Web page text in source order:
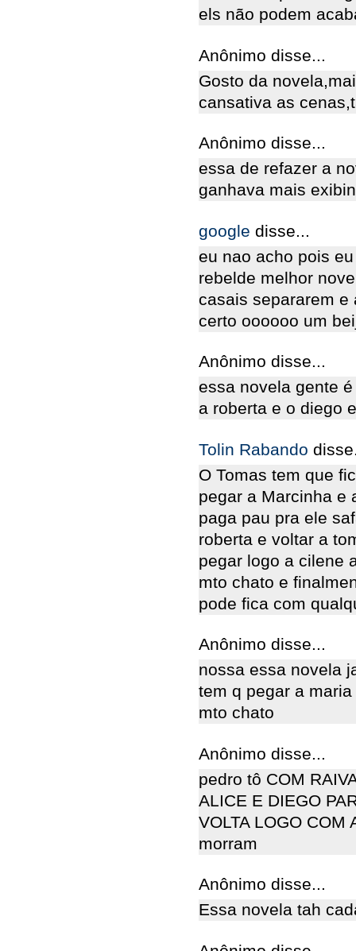
els não podem
Anônimo disse...
Gosto da
cansativa as
Anônimo disse...
essa de refazer a
ganhava mais
google disse...
eu nao acho pois
rebelde melhor
casais separarem
certo oooooo um
Anônimo disse...
essa novela gente
a roberta e o diego
Tolin Rabando
O Tomas tem que
pegar a Marcinha e
paga pau pra ele
roberta e voltar a
pegar logo a cilene
mto chato e
pode fica com
Anônimo disse...
nossa essa novela
tem q pegar a
mto chato
Anônimo disse...
pedro tô COM
ALICE E DIEGO
VOLTA LOGO COM
morram
Anônimo disse...
Essa novela tah